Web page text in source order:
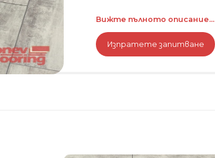
Вижте пълното описание...
Изпратете запитване